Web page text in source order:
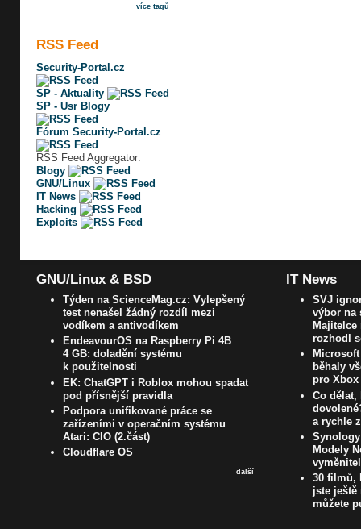
více tagů
RSS Feed
Security-Portal.cz
SP - Aktuality
SP - Usr Blogy
Fórum Security-Portal.cz
RSS Feed Aggregator:
Blogy
GNU/Linux
IT News
Hacking
Exploits
GNU/Linux & BSD
Týden na ScienceMag.cz: Vylepšený
test nenašel žádný rozdíl mezi
vodíkem a antivodíkem
EndeavourOS na Raspberry Pi 4B
4 GB: doladění systému
k použitelnosti
EK: ChatGPT i Roblox mohou spadat
pod přísnější pravidla
Podpora unifikované práce se
zařízeními v operačním systému
Atari: CIO (2.část)
Cloudflare OS
další
IT News
SVJ
výbor na
rozhodl
běhaly
pro Xbox
Co dělat,
a rychle
Modely
30 filmů,
jste ještě
můžete